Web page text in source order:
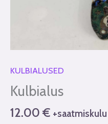
KULBIALUSED
Kulbialus
12.00 € +saatmiskulu